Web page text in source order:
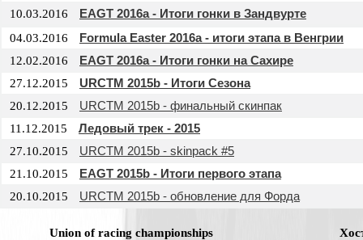
10.03.2016 EAGT 2016a - Итоги гонки в Зандвурте
04.03.2016 Formula Easter 2016a - итоги этапа в Венгрии
12.02.2016 EAGT 2016a - Итоги гонки на Сахире
27.12.2015 URCTM 2015b - Итоги Сезона
20.12.2015 URCTM 2015b - финальный скинпак
11.12.2015 Ледовый трек - 2015
27.10.2015 URCTM 2015b - skinpack #5
21.10.2015 EAGT 2015b - Итоги первого этапа
20.10.2015 URCTM 2015b - обновление для Форда
Union of racing championships